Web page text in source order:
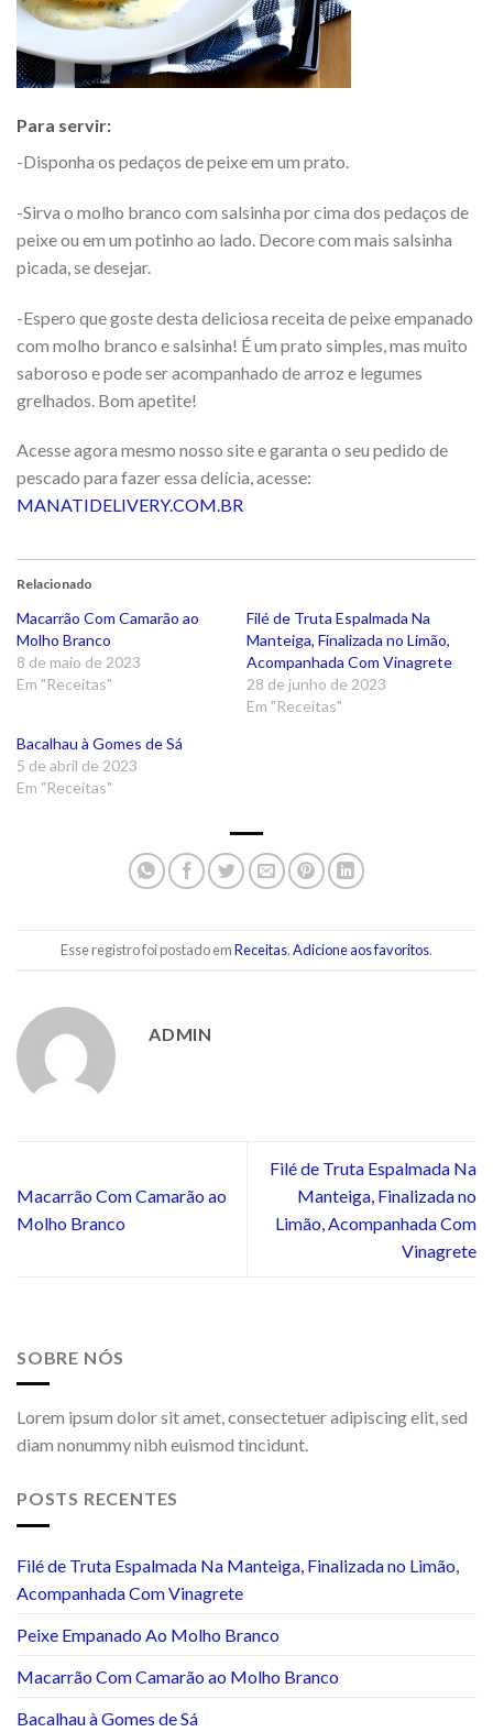
Para servir:
-Disponha os pedaços de peixe em um prato.
-Sirva o molho branco com salsinha por cima dos pedaços de
peixe ou em um potinho ao lado. Decore com mais salsinha
picada, se desejar.
-Espero que goste desta deliciosa receita de peixe empanado
com molho branco e salsinha! É um prato simples, mas muito
saboroso e pode ser acompanhado de arroz e legumes
grelhados. Bom apetite!
Acesse agora mesmo nosso site e garanta o seu pedido de
pescado para fazer essa delícia, acesse:
MANATIDELIVERY.COM.BR
Relacionado
Macarrão Com Camarão ao
Molho Branco
8 de maio de 2023
Em "Receitas"
Filé de Truta Espalmada Na
Manteiga, Finalizada no Limão,
Acompanhada Com Vinagrete
28 de junho de 2023
Em "Receitas"
Bacalhau à Gomes de Sá
5 de abril de 2023
Em "Receitas"
Esse registro foi postado emReceitas.Adicione aos favoritos.
ADMIN
Macarrão Com Camarão ao
Molho Branco
Filé de Truta Espalmada Na
Manteiga, Finalizada no
Limão, Acompanhada Com
Vinagrete
SOBRE NÓS
Lorem ipsum dolor sit amet, consectetuer adipiscing elit, sed
diam nonummy nibh euismod tincidunt.
POSTS RECENTES
Filé de Truta Espalmada Na Manteiga, Finalizada no Limão,
Acompanhada Com Vinagrete
Peixe Empanado Ao Molho Branco
Macarrão Com Camarão ao Molho Branco
Bacalhau à Gomes de Sá